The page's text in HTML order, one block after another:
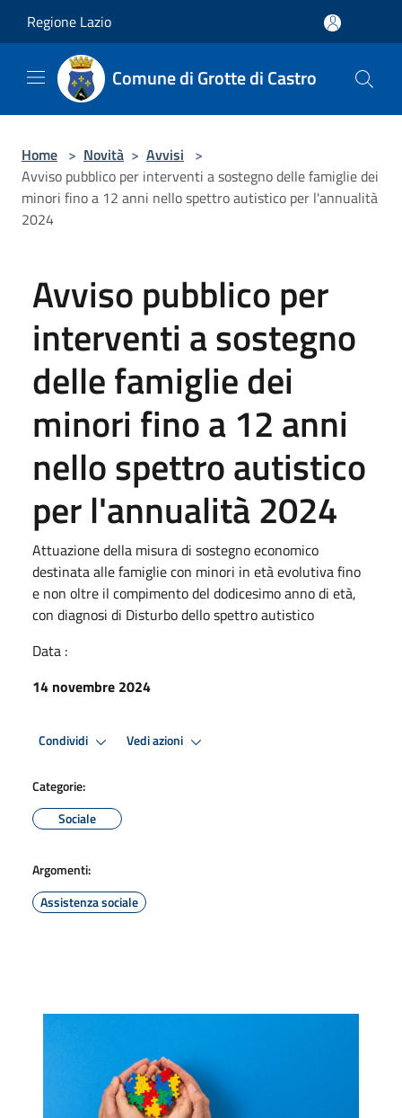
Regione Lazio
Comune di Grotte di Castro
Home > Novità > Avvisi >
Avviso pubblico per interventi a sostegno delle famiglie dei
minori fino a 12 anni nello spettro autistico per l'annualità
2024
Avviso pubblico per
interventi a sostegno
delle famiglie dei
minori fino a 12 anni
nello spettro autistico
per l'annualità 2024
Attuazione della misura di sostegno economico
destinata alle famiglie con minori in età evolutiva fino
e non oltre il compimento del dodicesimo anno di età,
con diagnosi di Disturbo dello spettro autistico
Data :
14 novembre 2024
Condividi Vedi azioni
Categorie:
Sociale
Argomenti:
Assistenza sociale